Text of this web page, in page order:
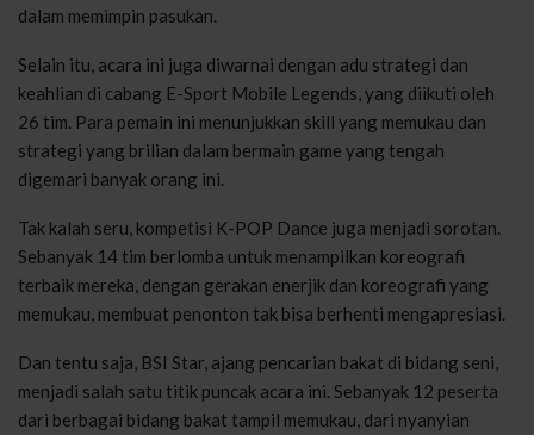
dalam memimpin pasukan.
Selain itu, acara ini juga diwarnai dengan adu strategi dan
keahlian di cabang E-Sport Mobile Legends, yang diikuti oleh
26 tim. Para pemain ini menunjukkan skill yang memukau dan
strategi yang brilian dalam bermain game yang tengah
digemari banyak orang ini.
Tak kalah seru, kompetisi K-POP Dance juga menjadi sorotan.
Sebanyak 14 tim berlomba untuk menampilkan koreografi
terbaik mereka, dengan gerakan enerjik dan koreografi yang
memukau, membuat penonton tak bisa berhenti mengapresiasi.
Dan tentu saja, BSI Star, ajang pencarian bakat di bidang seni,
menjadi salah satu titik puncak acara ini. Sebanyak 12 peserta
dari berbagai bidang bakat tampil memukau, dari nyanyian